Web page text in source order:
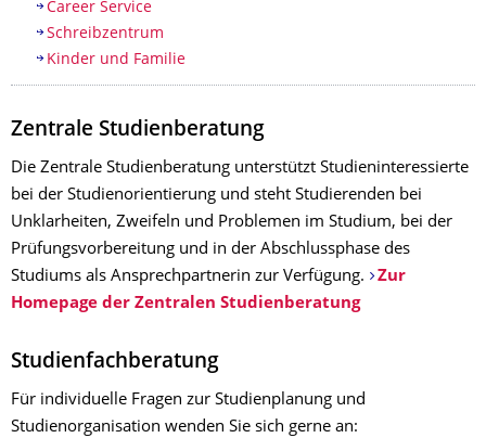
Career Service
Schreibzentrum
Kinder und Familie
Zentrale Studienberatung
Die Zentrale Studienberatung unterstützt Studieninteressierte
bei der Studienorientierung und steht Studierenden bei
Unklarheiten, Zweifeln und Problemen im Studium, bei der
Prüfungsvorbereitung und in der Abschlussphase des
Studiums als Ansprechpartnerin zur Verfügung.
Zur
Homepage der Zentralen Studienberatung
Studienfachberatung
Für individuelle Fragen zur Studienplanung und
Studienorganisation wenden Sie sich gerne an: